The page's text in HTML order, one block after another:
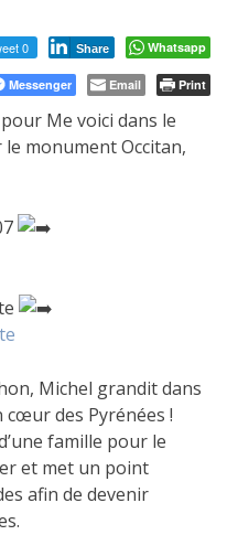
0 Share Whatsapp
Messenger Email Print
Me voici dans le
monument Occitan,
Michel grandit dans
des Pyrénées !
famille pour le
et met un point
afin de devenir